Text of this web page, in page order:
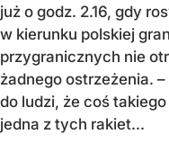
już o godz. 2.16, gdy
w kierunku polskiej
przygranicznych nie
żadnego ostrzeżenia.
do ludzi, że coś
jedna z tych rakiet...